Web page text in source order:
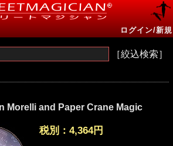
ログイン/新規
［絞込検索］
Morelli and Paper Crane Magic
税別： 4,364円